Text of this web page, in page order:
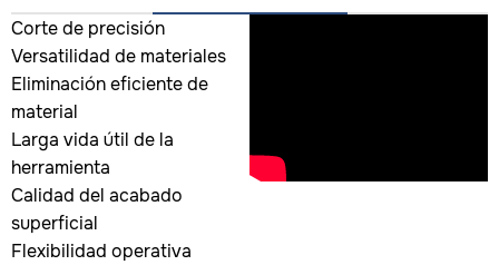
Corte de precisión
Versatilidad de materiales
Eliminación eficiente de
material
Larga vida útil de la
herramienta
Calidad del acabado
superficial
Flexibilidad operativa